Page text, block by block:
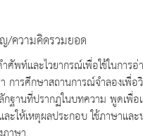
/ความคิดรวมยอด
ศัพท์และไวยากรณ์เพื่อใช้ในการ
การศึกษาสถานการณ์จำลองเพื่อ
ฐานที่ปรากฏในบทความ พูดเพื่อ
ละให้เหตุผลประกอบ ใช้ภาษาแล